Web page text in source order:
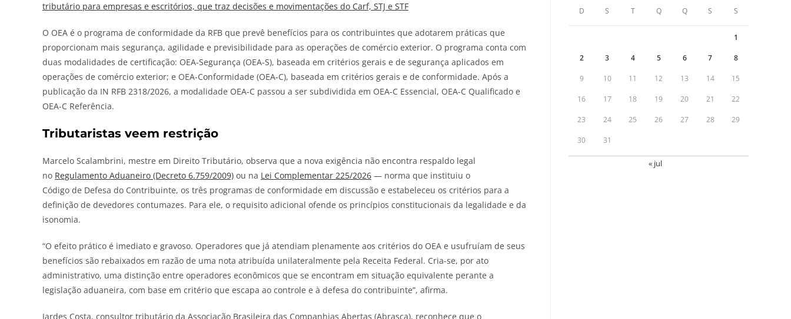
tributário para empresas e escritórios, que traz decisões e movimentações do Carf, STJ e STF
O OEA é o programa de conformidade da RFB que prevê benefícios para os contribuintes que adotarem práticas que
proporcionam mais segurança, agilidade e previsibilidade para as operações de comércio exterior. O programa conta com
duas modalidades de certificação: OEA-Segurança (OEA-S), baseada em critérios gerais e de segurança aplicados em
operações de comércio exterior; e OEA-Conformidade (OEA-C), baseada em critérios gerais e de conformidade. Após a
publicação da IN RFB 2318/2026, a modalidade OEA-C passou a ser subdividida em OEA-C Essencial, OEA-C Qualificado e
OEA-C Referência.
Tributaristas veem restrição
Marcelo Scalambrini, mestre em Direito Tributário, observa que a nova exigência não encontra respaldo legal
no Regulamento Aduaneiro (Decreto 6.759/2009) ou na Lei Complementar 225/2026 — norma que instituiu o
Código de Defesa do Contribuinte, os três programas de conformidade em discussão e estabeleceu os critérios para a
definição de devedores contumazes. Para ele, o requisito adicional ofende os princípios constitucionais da legalidade e da
isonomia.
“O efeito prático é imediato e gravoso. Operadores que já atendiam plenamente aos critérios do OEA e usufruíam de seus
benefícios são rebaixados em razão de uma nota atribuída unilateralmente pela Receita Federal. Cria-se, por ato
administrativo, uma distinção entre operadores econômicos que se encontram em situação equivalente perante a
legislação aduaneira, com base em critério que escapa ao controle e à defesa do contribuinte”, afirma.
Jardes Costa, consultor tributário da Associação Brasileira das Companhias Abertas (Abrasca), reconhece que o
D S T Q Q S S
1
2 3 4 5 6 7 8
9 10 11 12 13 14 15
16 17 18 19 20 21 22
23 24 25 26 27 28 29
30 31
« jul